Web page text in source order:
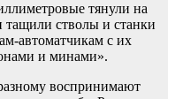
тянули на
тащили стволы и станки
автоматчикам с их
и минами».
воспринимают